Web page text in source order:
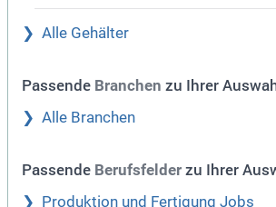
Alle Gehälter
Passende Branchen zu Ihrer
Alle Branchen
Passende Berufsfelder zu Ihrer
Produktion und Fertigung Jobs